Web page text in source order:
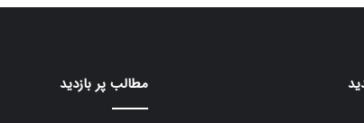
مطالب پر بازدید